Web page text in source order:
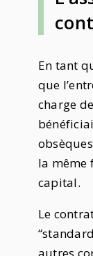
En tant
que
charge
la même
capital.
Le